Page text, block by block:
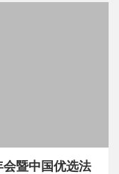
暨中国优选法